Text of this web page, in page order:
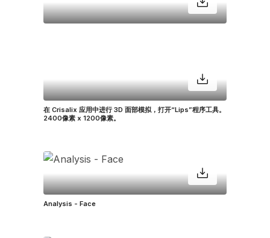
在 Crisalix 应用中进行 3D 面部模拟，打开“Lips”程序工具。
2400像素 x 1200像素。
Analysis - Face